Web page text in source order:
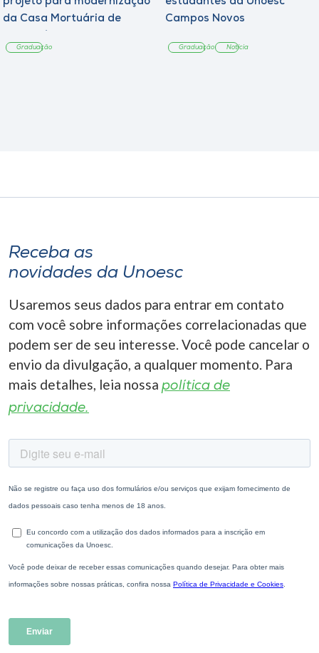
da Casa Mortuária de
Graduação
Campos Novos
Graduação Notícia
Receba as
novidades da Unoesc
Usaremos seus dados para entrar em contato
com você sobre informações correlacionadas que
podem ser de seu interesse. Você pode cancelar o
envio da divulgação, a qualquer momento. Para
mais detalhes, leia nossa política de
privacidade.